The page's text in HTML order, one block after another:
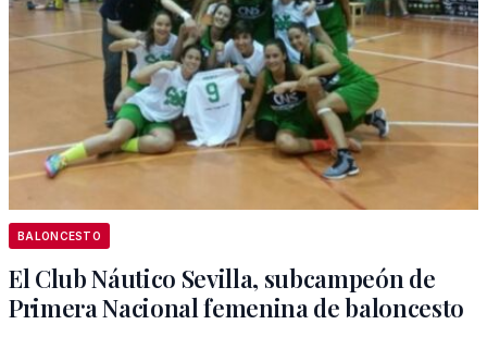
BALONCESTO
El Club Náutico Sevilla, subcampeón de
Primera Nacional femenina de baloncesto